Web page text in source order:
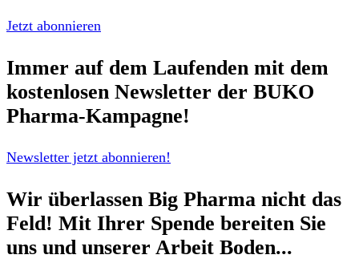
Jetzt abonnieren
Immer auf dem Laufenden mit dem
kostenlosen Newsletter der BUKO
Pharma-Kampagne!
Newsletter jetzt abonnieren!
Wir überlassen Big Pharma nicht das
Feld! Mit Ihrer Spende bereiten Sie
uns und unserer Arbeit Boden...